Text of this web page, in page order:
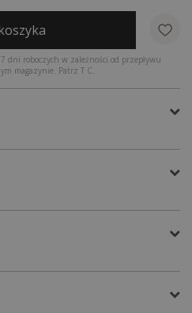
dni roboczych w zależności od przepływu
magazynie. Patrz T C.